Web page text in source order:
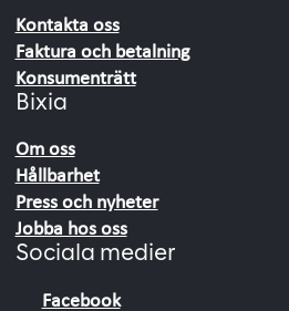
Kontakta oss
Faktura och betalning
Konsumenträtt
Bixia
Om oss
Hållbarhet
Press och nyheter
Jobba hos oss
Sociala medier
Facebook